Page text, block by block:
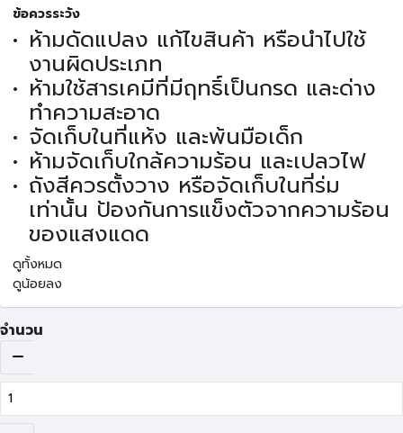
ข้อควรระวัง
ห้ามดัดแปลง แก้ไขสินค้า หรือนำไปใช้
งานผิดประเภท
ห้ามใช้สารเคมีที่มีฤทธิ์เป็นกรด และด่าง
ทำความสะอาด
จัดเก็บในที่แห้ง และพ้นมือเด็ก
ห้ามจัดเก็บใกล้ความร้อน และเปลวไฟ
ถังสีควรตั้งวาง หรือจัดเก็บในที่ร่ม
เท่านั้น ป้องกันการแข็งตัวจากความร้อน
ของแสงแดด
ดูทั้งหมด
ดูน้อยลง
จำนวน